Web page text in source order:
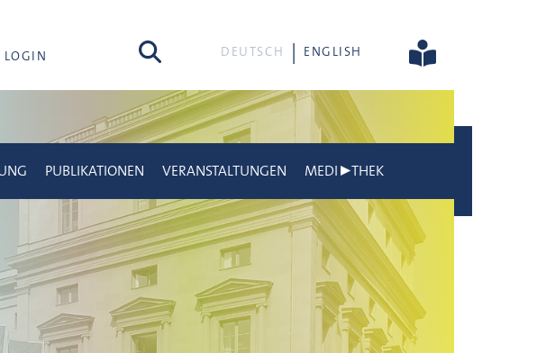
LOGIN Suche DEUTSCH ENGLISH
PUBLIKATIONEN VERANSTALTUNGEN MEDI▶THEK